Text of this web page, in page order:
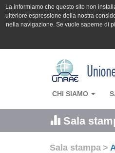
La informiamo che questo sito non
ulteriore espressione della nostra
nella navigazione. Se vuole saperne di
CHI SIAMO
Sala
Sala stampa >